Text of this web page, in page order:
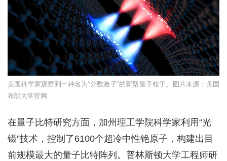
美国科学家观察到一种名为“分数激子”的新型量子粒子。图片来源：美国
布朗大学官网
在量子比特研究方面，加州理工学院科学家利用“光
镊”技术，控制了6100个超冷中性铯原子，构建出目
前规模最大的量子比特阵列。普林斯顿大学工程师研